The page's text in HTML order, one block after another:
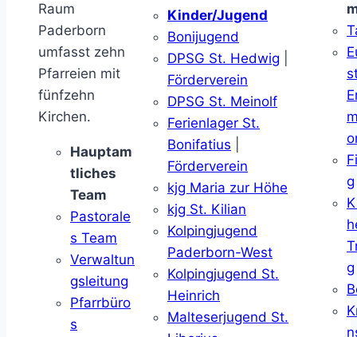
Raum
Paderborn
umfasst zehn
Pfarreien mit
fünfzehn
Kirchen.
Hauptam
tliches
Team
Pastorale
s Team
Verwaltun
gsleitung
Pfarrbüro
s
Kinder/Jugend
Bonijugend
DPSG St. Hedwig
Förderverein
DPSG St. Meinolf
Ferienlager St.
Bonifatius
Förderverein
kjg Maria zur Höhe
kjg St. Kilian
Kolpingjugend
Paderborn-West
Kolpingjugend St.
Heinrich
Malteserjugend St.
g
g